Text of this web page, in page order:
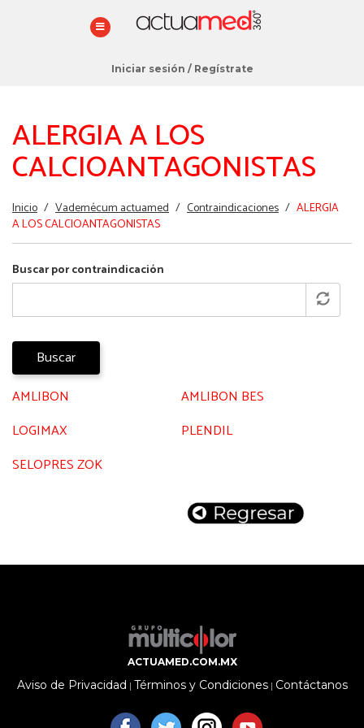
Iniciar sesión / Regístrate
ALERGIA A LOS
CALCIOANTAGONISTAS
Estás
aquí
Inicio / Vademécum actuamed / Contraindicaciones / ALERGIA
A LOS CALCIOANTAGONISTAS
Buscar por contraindicación
Buscar
AMLIBON
AMLIBON BES
LOGIMAX
PLENDIL
SELOPRES ZOK
ACTUAMED.COM.MX
Aviso de Privacidad | Términos y Condiciones | Contáctanos